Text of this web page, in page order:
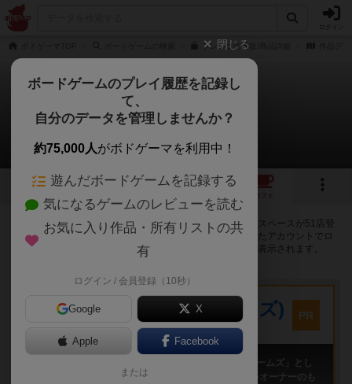
フレスコの通販/商品詳細
フレスコ
51店のカフェ/スペースが提供中
7 10
カフェ
フレスコで遊ぶことができるボードゲームカフェ・プレイスペースが51店登
録されています。公開プロフィールの都道府県が設定されたアカウントでロ
グインすると、同じ都道府県内の店舗に絞り込むボタンが表示されます。
プレイスペース
キウイ！(旧:キウイゲームズ) PR
「キウイ！」は、2011年9月大阪日本橋で「キウイゲームズ」とし
てスタートしたボードゲームカフェです。 今は新しいオーナーのも
閉じる
ボードゲームのプレイ履歴を記録し
て、
自分のデータを管理しませんか？
約75,000人がボドゲーマを利用中！
遊んだボードゲームを記録する
気になるゲームのレビューを読む
お気に入り作品・所有リストの共
有
ログイン / 会員登録（10秒）
Google X
Apple Facebook
または